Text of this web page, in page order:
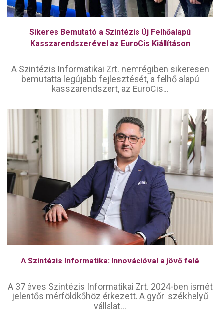
Sikeres Bemutató a Szintézis Új Felhőalapú
Kasszarendszerével az EuroCis Kiállításon
A Szintézis Informatikai Zrt. nemrégiben sikeresen
bemutatta legújabb fejlesztését, a felhő alapú
kasszarendszert, az EuroCis...
A Szintézis Informatika: Innovációval a jövő felé
A 37 éves Szintézis Informatikai Zrt. 2024-ben ismét
jelentős mérföldkőhöz érkezett. A győri székhelyű
vállalat...